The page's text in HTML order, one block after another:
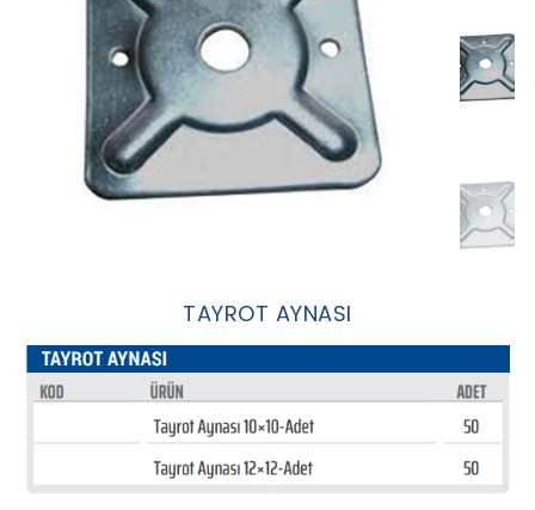
TAYROT AYNASI